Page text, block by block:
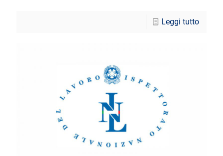
Leggi tutto